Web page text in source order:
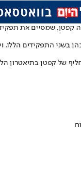
שמסיים את תפקידו בסוף שנת 2025 לאחר תשע שנים בתפקיד,
התפקידים הללו,
של קפטן בתיאטרון